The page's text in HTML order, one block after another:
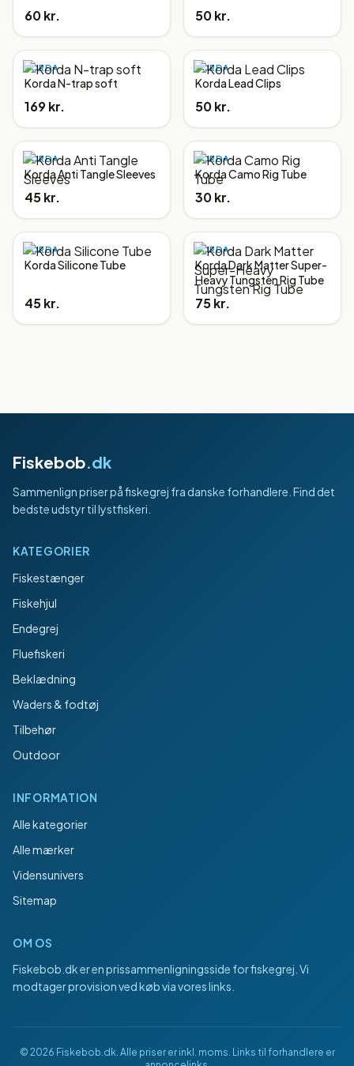
60 kr. 50 kr.
KORDA
Korda N-trap soft
169 kr.
KORDA
Korda Lead Clips
50 kr.
KORDA
Korda Anti Tangle Sleeves
45 kr.
KORDA
Korda Camo Rig Tube
30 kr.
KORDA
Korda Silicone Tube
45 kr.
KORDA
Korda Dark Matter Super-
Heavy Tungsten Rig Tube
75 kr.
Fiskebob.dk
Sammenlign priser på fiskegrej fra danske forhandlere. Find det
bedste udstyr til lystfiskeri.
KATEGORIER
Fiskestænger
Fiskehjul
Endegrej
Fluefiskeri
Beklædning
Waders & fodtøj
Tilbehør
Outdoor
INFORMATION
Alle kategorier
Alle mærker
Vidensunivers
Sitemap
OM OS
Fiskebob.dker en prissammenligningsside for fiskegrej. Vi
modtager provision ved køb via vores links.
© 2026 Fiskebob.dk. Alle priser er inkl. moms. Links til forhandlere er